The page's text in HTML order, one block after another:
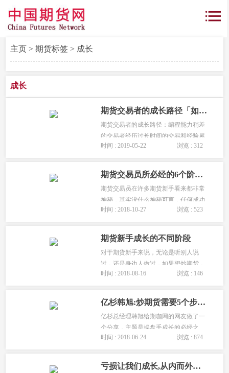
主页> 期货标签> 成长
成长
期货交易者的成长路径「如何找到一套自己的交易系统?」
期货交易者的成长路径：编程能力稍差
的交易者经历过长时间的交易和经验累
积，最终会形成相对固定的分析框架和
别，在规则指导下交易的阶段。...
时间 : 2019-05-22 浏览 : 312
期货交易员所必经的6个阶段「一流期货交易员的成长过程」
期货交易员在许多期货新手看来都非常
神秘，其实没什么神秘可言，任何成功
的期货交易员都要经历艰苦的磨练，不
一个成功期货交易员所必经的6个阶
段：...
时间 : 2018-10-27 浏览 : 523
期货新手成长的不同阶段
对于期货新手来说，无论是听别人说
过，还是身边人做过，如果想炒期货，
那么你应该准备些什么？需要经历哪些
时间 : 2018-08-16 浏览 : 146
亿杉韩旭:炒期货需要5个步骤-操盘手成长的必经之路
亿杉总经理韩旭给期咖网的网友做了一
个分享，主题是操盘手成长的必经之
路，他认为炒期货需要5个步骤。...
时间 : 2018-06-24 浏览 : 874
亏损让我们成长,从内而外的改变自己的交易理念